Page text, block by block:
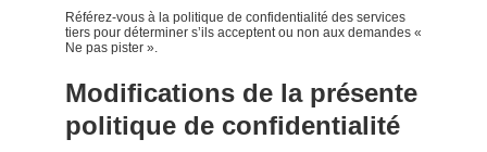
Référez-vous à la politique de confidentialité des services
tiers pour déterminer s’ils acceptent ou non aux demandes «
Ne pas pister ».
Modifications de la présente
politique de confidentialité